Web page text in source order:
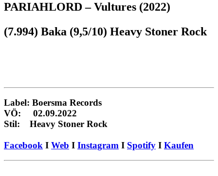
PARIAHLORD – Vultures (2022)
(7.994) Baka (9,5/10) Heavy Stoner Rock
Label: Boersma Records
VÖ: 02.09.2022
Stil: Heavy Stoner Rock
Facebook I Web I Instagram I Spotify I Kaufen